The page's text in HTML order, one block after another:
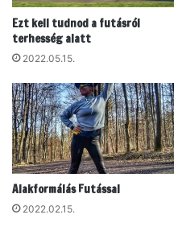
é
g
e
t
b
b
v
e
s
z
é
l
Ezt kell tudnod a futásról
terhesség alatt
2022.05.15.
Alakformálás Futással
2022.02.15.